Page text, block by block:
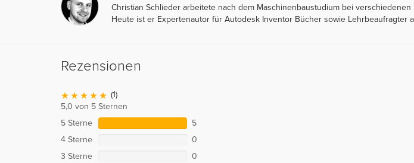
Christian Schlieder arbeitete nach dem Maschinenbaustudium bei
Heute ist er Expertenautor für Autodesk Inventor Bücher sowie Lehrbeaufragter
Rezensionen
(1)
5,0 von 5 Sternen
5 Sterne
5
4 Sterne
0
3 Sterne
0